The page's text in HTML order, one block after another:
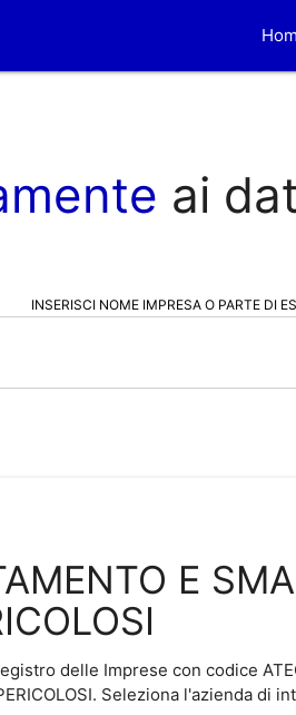
ai
INSERISCI NOME IMPRESA O PARTE DI
E
delle Imprese con codice
. Seleziona l'azienda di